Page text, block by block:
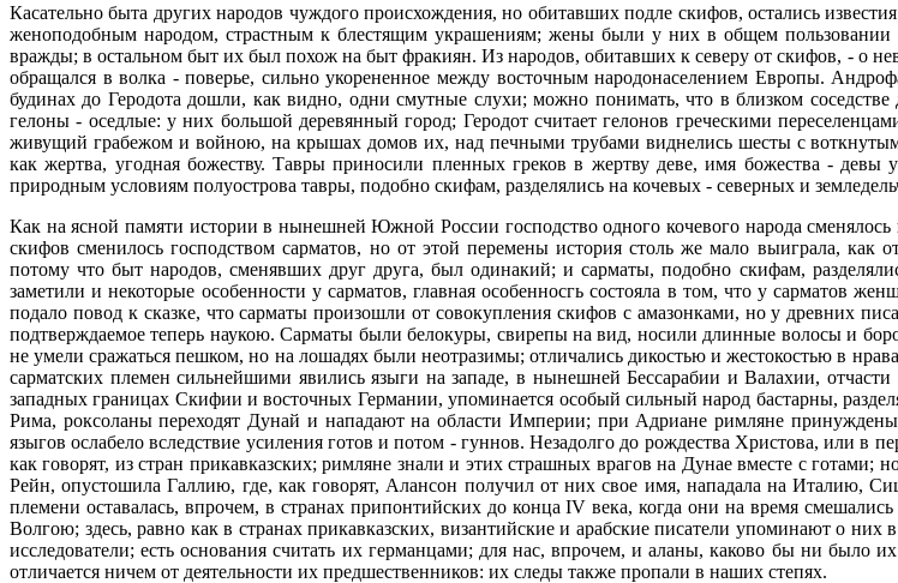
Касательно быта других народов чуждого происхождения, но обитавших подле скифов, остались
женоподобным народом, страстным к блестящим украшениям; жены были у них в общем пользовании
вражды; в остальном быт их был похож на быт фракиян. Из народов, обитавших к северу от скифов, - о
обращался в волка - поверье, сильно укорененное между восточным народонаселением Европы.
будинах до Геродота дошли, как видно, одни смутные слухи; можно понимать, что в близком
гелоны - оседлые: у них большой деревянный город; Геродот считает гелонов греческими
живущий грабежом и войною, на крышах домов их, над печными трубами виднелись шесты с
как жертва, угодная божеству. Тавры приносили пленных греков в жертву деве, имя божества -
природным условиям полуострова тавры, подобно скифам, разделялись на кочевых - северных и
Как на ясной памяти истории в нынешней Южной России господство одного кочевого народа
скифов сменилось господством сарматов, но от этой перемены история столь же мало выиграла,
потому что быт народов, сменявших друг друга, был одинакий; и сарматы, подобно скифам,
заметили и некоторые особенности у сарматов, главная особенносгь состояла в том, что у
подало повод к сказке, что сарматы произошли от совокупления скифов с амазонками, но у древних
подтверждаемое теперь наукою. Сарматы были белокуры, свирепы на вид, носили длинные волосы и
не умели сражаться пешком, но на лошадях были неотразимы; отличались дикостью и жестокостью в
сарматских племен сильнейшими явились языги на западе, в нынешней Бессарабии и Валахии,
западных границах Скифии и восточных Германии, упоминается особый сильный народ бастарны,
Рима, роксоланы переходят Дунай и нападают на области Империи; при Адриане римляне
языгов ослабело вследствие усиления готов и потом - гуннов. Незадолго до рождества Христова, или
как говорят, из стран прикавказских; римляне знали и этих страшных врагов на Дунае вместе с готами;
Рейн, опустошила Галлию, где, как говорят, Алансон получил от них свое имя, нападала на Италию,
племени оставалась, впрочем, в странах припонтийских до конца IV века, когда они на время
Волгою; здесь, равно как в странах прикавказских, византийские и арабские писатели упоминают о
исследователи; есть основания считать их германцами; для нас, впрочем, и аланы, каково бы ни было
отличается ничем от деятельности их предшественников: их следы также пропали в наших степях.